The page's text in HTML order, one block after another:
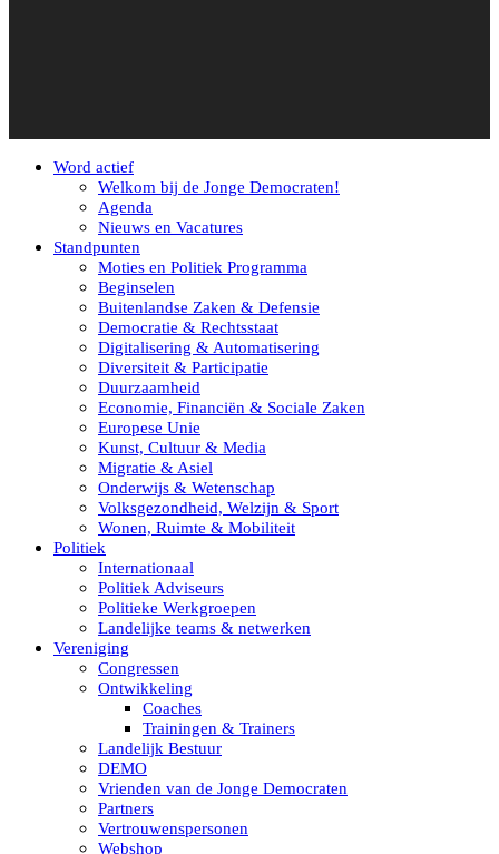
Word actief
Welkom bij de Jonge Democraten!
Agenda
Nieuws en Vacatures
Standpunten
Moties en Politiek Programma
Beginselen
Buitenlandse Zaken & Defensie
Democratie & Rechtsstaat
Digitalisering & Automatisering
Diversiteit & Participatie
Duurzaamheid
Economie, Financiën & Sociale Zaken
Europese Unie
Kunst, Cultuur & Media
Migratie & Asiel
Onderwijs & Wetenschap
Volksgezondheid, Welzijn & Sport
Wonen, Ruimte & Mobiliteit
Politiek
Internationaal
Politiek Adviseurs
Politieke Werkgroepen
Landelijke teams & netwerken
Vereniging
Congressen
Ontwikkeling
Coaches
Trainingen & Trainers
Landelijk Bestuur
DEMO
Vrienden van de Jonge Democraten
Partners
Vertrouwenspersonen
Webshop